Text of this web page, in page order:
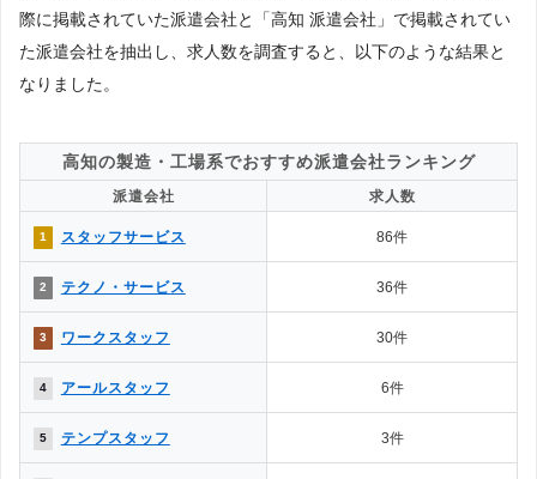
際に掲載されていた派遣会社と「高知 派遣会社」で掲載されてい
た派遣会社を抽出し、求人数を調査すると、以下のような結果と
なりました。
高知の製造・工場系でおすすめ派遣会社ランキング
派遣会社 求人数
1 スタッフサービス 86件
2 テクノ・サービス 36件
3 ワークスタッフ 30件
4 アールスタッフ 6件
5 テンプスタッフ 3件